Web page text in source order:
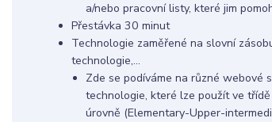
a/nebo pracovní listy, které jim
Přestávka 30 minut
Technologie zaměřené na slovní
technologie,...
Zde se podíváme na různé webové
technologie, které lze použít ve
úrovně (Elementary-Upper-